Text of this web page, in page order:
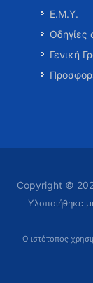
Ε.Μ.Υ.
Οδηγίες
Γενική
Copyright ©
Υλοποιήθηκε
Ο ιστότοπος